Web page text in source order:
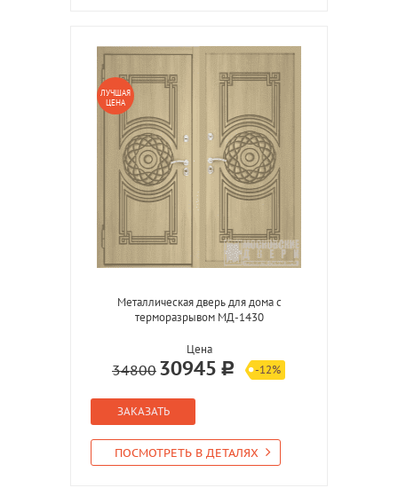
ЛУЧШАЯ
ЦЕНА
Металлическая дверь для дома с
терморазрывом МД-1430
Цена
34800 30945 -12%
ЗАКАЗАТЬ
ПОСМОТРЕТЬ В ДЕТАЛЯХ